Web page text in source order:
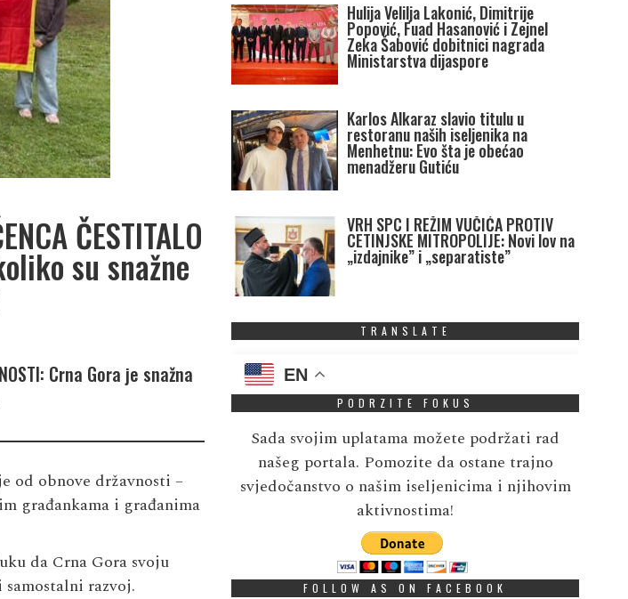
ČESTITALO
su snažne
Crna Gora je snažna
od obnove državnosti –
građankama i građanima
da Crna Gora svoju
razvoj.
Hulija Velilja Lakonić, Dimitrije
Popović, Fuad Hasanović i Zejnel
Zeka Šabović dobitnici nagrada
Ministarstva dijaspore
Karlos Alkaraz slavio titulu u
restoranu naših iseljenika na
Menhetnu: Evo šta je obećao
menadžeru Gutiću
VRH SPC I REŽIM VUČIĆA PROTIV
CETINJSKE MITROPOLIJE: Novi lov na
„izdajnike” i „separatiste”
TRANSLATE
EN
PODRZITE FOKUS
Sada svojim uplatama možete podržati rad
našeg portala. Pomozite da ostane trajno
svjedočanstvo o našim iseljenicima i njihovim
aktivnostima!
FOLLOW AS ON FACEBOOK